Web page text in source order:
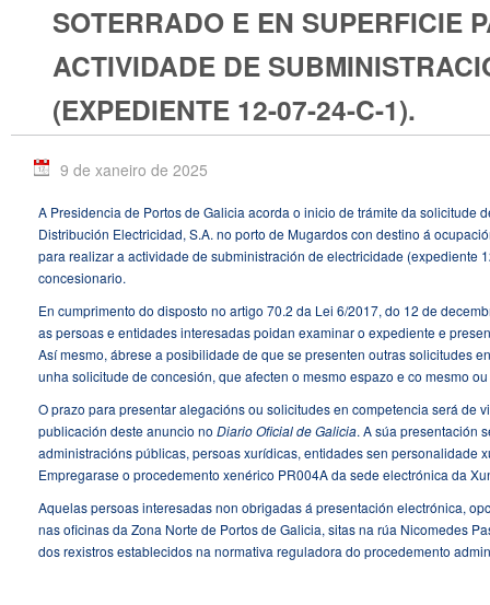
SOTERRADO E EN SUPERFICIE
ACTIVIDADE DE
(EXPEDIENTE 12-07-24-C-1).
9 de xaneiro de 2025
A Presidencia de Portos de Galicia acorda o inicio de trámite da solicitude
Distribución Electricidad, S.A. no porto de Mugardos con destino á
para realizar a actividade de subministración de electricidade (expediente
concesionario.
En cumprimento do disposto no artigo 70.2 da Lei 6/2017, do 12 de
as persoas e entidades interesadas poidan examinar o expediente e
Así mesmo, ábrese a posibilidade de que se presenten outras solicitudes
unha solicitude de concesión, que afecten o mesmo espazo e co mesmo
O prazo para presentar alegacións ou solicitudes en competencia será de
publicación deste anuncio no Diario Oficial de Galicia. A súa presentación
administracións públicas, persoas xurídicas, entidades sen personalidade
Empregarase o procedemento xenérico PR004A da sede electrónica da
Aquelas persoas interesadas non obrigadas á presentación electrónica,
nas oficinas da Zona Norte de Portos de Galicia, sitas na rúa Nicomedes
dos rexistros establecidos na normativa reguladora do procedemento